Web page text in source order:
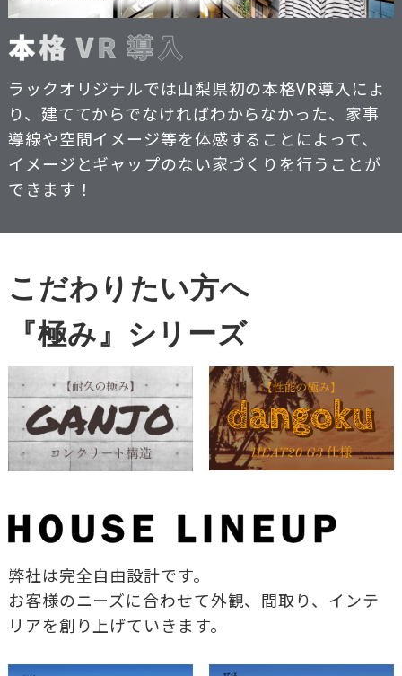
ラックオリジナルでは山梨県初の本格VR導入によ
り、建ててからでなければわからなかった、家事
導線や空間イメージ等を体感することによって、
イメージとギャップのない家づくりを行うことが
できます！
こだわりたい方へ
『極み』シリーズ
弊社は完全自由設計です。
お客様のニーズに合わせて外観、間取り、インテ
リアを創り上げていきます。